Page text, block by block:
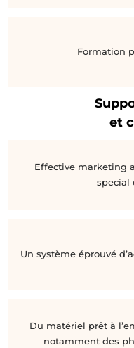
Formation
et
Effective marketing
special
Un système éprouvé
Du matériel prêt à
notamment des